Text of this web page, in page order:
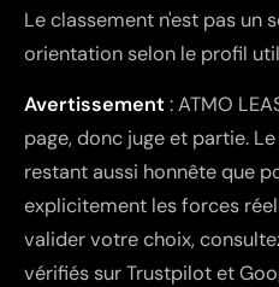
Le classement n'est pas un
orientation selon le profil
Avertissement: ATMO
page, donc juge et partie.
restant aussi honnête que
explicitement les forces
valider votre choix,
vérifiés sur Trustpilot et